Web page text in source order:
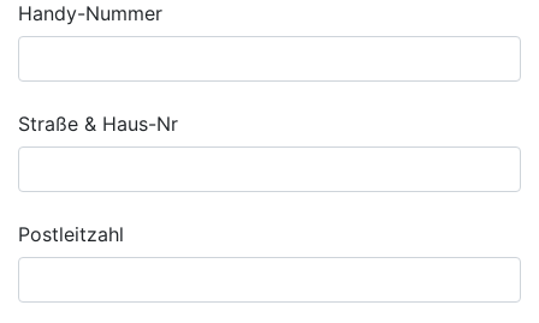
Handy-Nummer
Straße & Haus-Nr
Postleitzahl